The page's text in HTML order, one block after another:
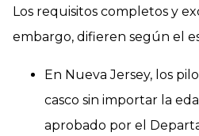
Los requisitos completos y
embargo, difieren según el
En Nueva Jersey, los
casco sin importar la
aprobado por el